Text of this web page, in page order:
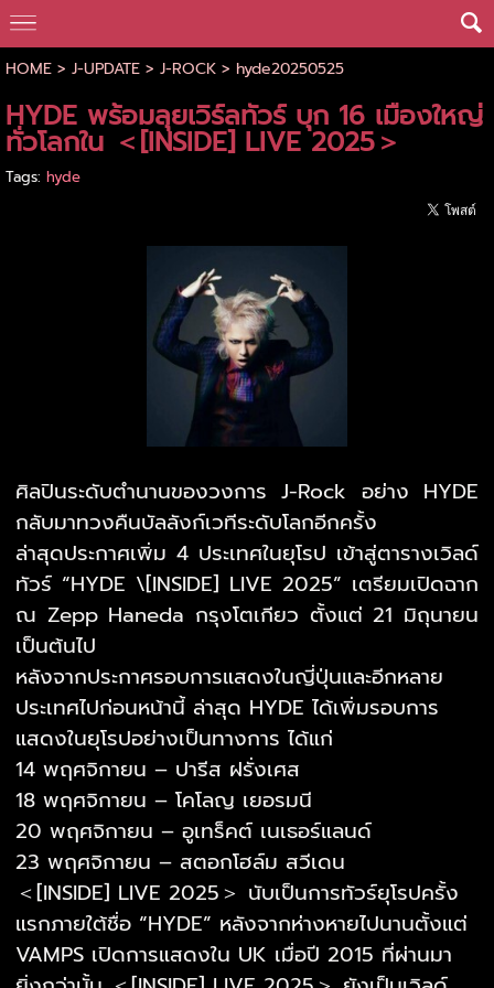
HOME> J-UPDATE> J-ROCK> hyde20250525
HYDE พร้อมลุยเวิร์ลทัวร์ บุก 16 เมืองใหญ่
ทั่วโลกใน ＜[INSIDE] LIVE 2025＞
Tags: hyde
ศิลปินระดับตำนานของวงการ J-Rock อย่าง HYDE
กลับมาทวงคืนบัลลังก์เวทีระดับโลกอีกครั้ง
ล่าสุดประกาศเพิ่ม 4 ประเทศในยุโรป เข้าสู่ตารางเวิลด์
ทัวร์ “HYDE \[INSIDE] LIVE 2025” เตรียมเปิดฉาก
ณ Zepp Haneda กรุงโตเกียว ตั้งแต่ 21 มิถุนายน
เป็นต้นไป
หลังจากประกาศรอบการแสดงในญี่ปุ่นและอีกหลาย
ประเทศไปก่อนหน้านี้ ล่าสุด HYDE ได้เพิ่มรอบการ
แสดงในยุโรปอย่างเป็นทางการ ได้แก่
14 พฤศจิกายน – ปารีส ฝรั่งเศส
18 พฤศจิกายน – โคโลญ เยอรมนี
20 พฤศจิกายน – อูเทร็คต์ เนเธอร์แลนด์
23 พฤศจิกายน – สตอกโฮล์ม สวีเดน
＜[INSIDE] LIVE 2025＞ นับเป็นการทัวร์ยุโรปครั้ง
แรกภายใต้ชื่อ “HYDE” หลังจากห่างหายไปนานตั้งแต่
VAMPS เปิดการแสดงใน UK เมื่อปี 2015 ที่ผ่านมา